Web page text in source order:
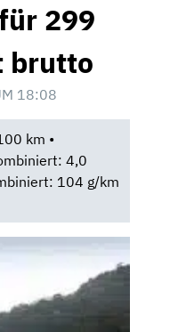
299
brutto
18:08
km •
4,0
104 g/km